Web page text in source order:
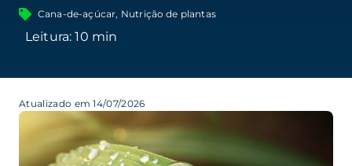
Cana-de-açúcar, Nutrição de plantas
Atualizado em 14/07/2026